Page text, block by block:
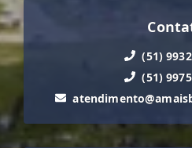
(51)
(51)